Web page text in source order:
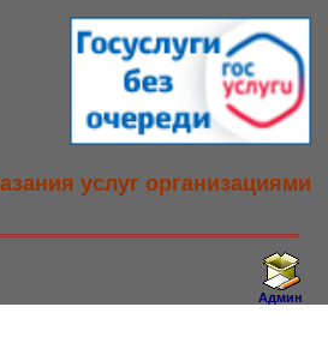
услуг организациями
Админ